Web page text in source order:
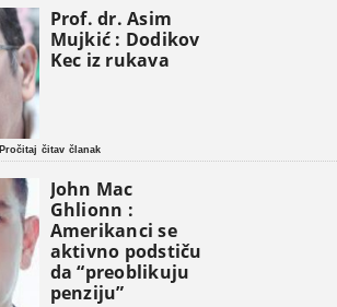
Prof. dr. Asim
Mujkić : Dodikov
Kec iz rukava
Pročitaj čitav članak
John Mac
Ghlionn :
Amerikanci se
aktivno podstiču
da “preoblikuju
penziju”